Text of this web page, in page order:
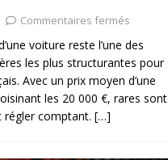
Commentaires fermés
voiture reste l’une des
les plus structurantes pour
Avec un prix moyen d’une
les 20 000 €, rares sont
régler comptant. […]